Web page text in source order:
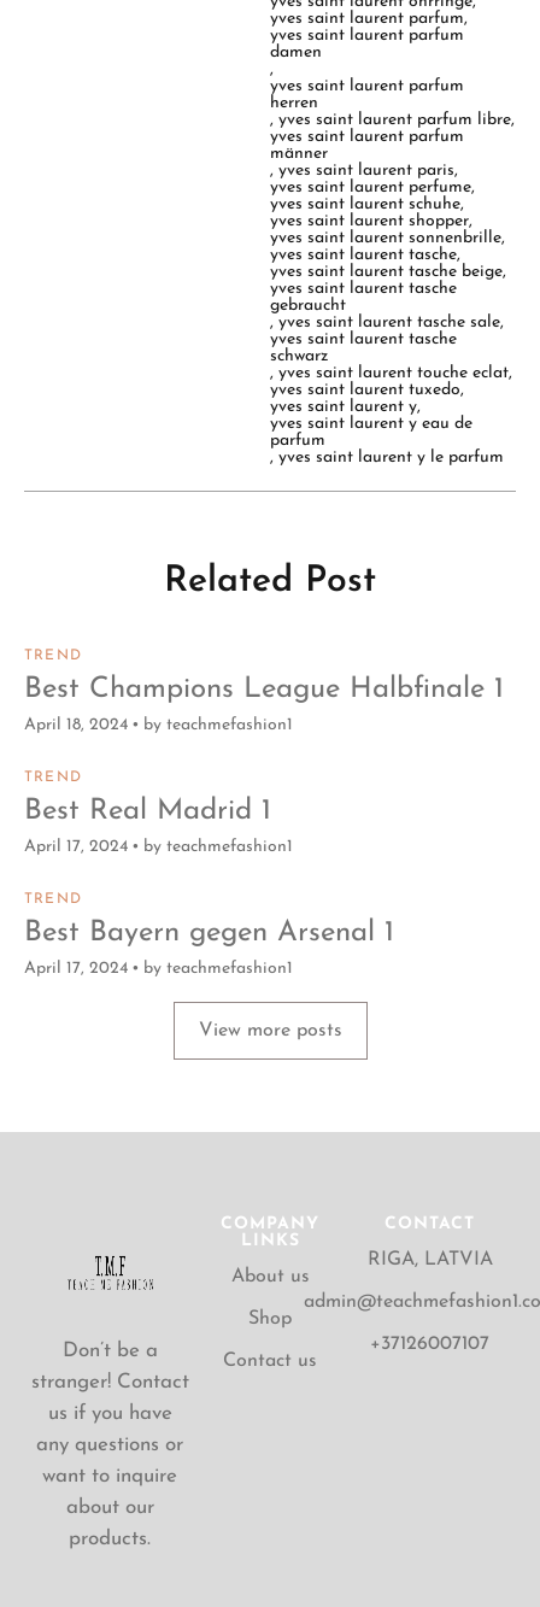
yves saint laurent parfum,
yves saint laurent parfum
damen
,
yves saint laurent parfum
herren
,yves saint laurent parfum libre,
yves saint laurent parfum
männer
,yves saint laurent paris,
yves saint laurent perfume,
yves saint laurent schuhe,
yves saint laurent shopper,
yves saint laurent sonnenbrille,
yves saint laurent tasche,
yves saint laurent tasche beige,
yves saint laurent tasche
gebraucht
,yves saint laurent tasche sale,
yves saint laurent tasche
schwarz
,yves saint laurent touche eclat,
yves saint laurent tuxedo,
yves saint laurent y,
yves saint laurent y eau de
parfum
,yves saint laurent y le parfum
Related Post
TREND
Best Champions League Halbfinale 1
April 18, 2024 by teachmefashion1
TREND
Best Real Madrid 1
April 17, 2024 by teachmefashion1
TREND
Best Bayern gegen Arsenal 1
April 17, 2024 by teachmefashion1
View more posts
Don’t be a
stranger! Contact
us if you have
any questions or
want to inquire
about our
products.
COMPANY
LINKS
About us
Shop
Contact us
CONTACT
RIGA, LATVIA
+37126007107